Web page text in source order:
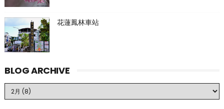
花蓮鳳林車站
BLOG ARCHIVE